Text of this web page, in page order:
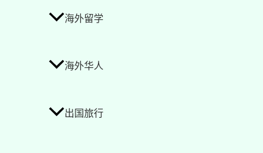
海外留学
海外华人
出国旅行